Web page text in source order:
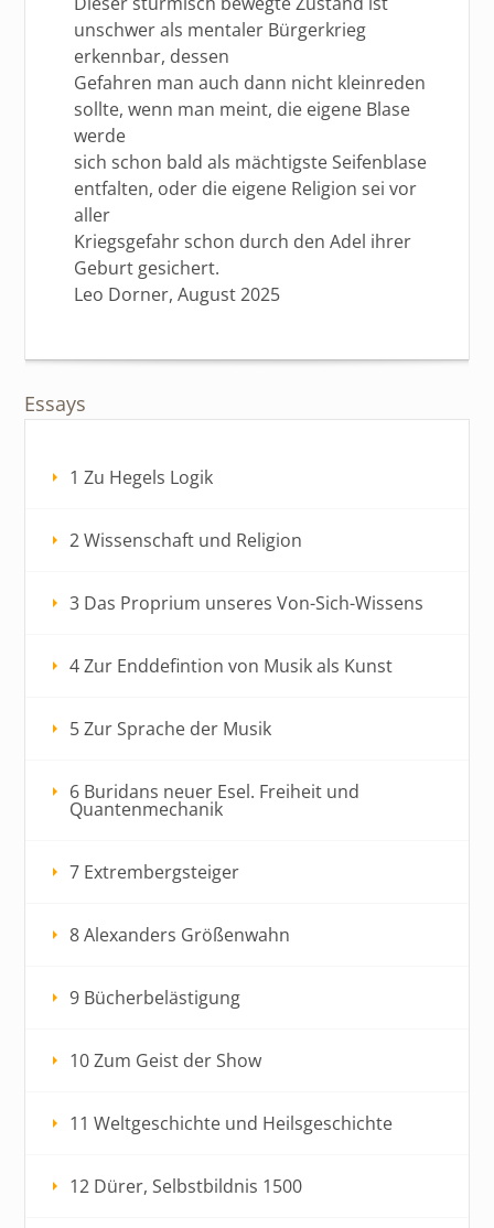
unschwer als mentaler Bürgerkrieg
erkennbar, dessen
Gefahren man auch dann nicht kleinreden
sollte, wenn man meint, die eigene Blase
werde
sich schon bald als mächtigste Seifenblase
entfalten, oder die eigene Religion sei vor
aller
Kriegsgefahr schon durch den Adel ihrer
Geburt gesichert.
Leo Dorner, August 2025
Essays
1 Zu Hegels Logik
2 Wissenschaft und Religion
3 Das Proprium unseres Von-Sich-Wissens
4 Zur Enddefintion von Musik als Kunst
5 Zur Sprache der Musik
6 Buridans neuer Esel. Freiheit und
Quantenmechanik
7 Extrembergsteiger
8 Alexanders Größenwahn
9 Bücherbelästigung
10 Zum Geist der Show
11 Weltgeschichte und Heilsgeschichte
12 Dürer, Selbstbildnis 1500